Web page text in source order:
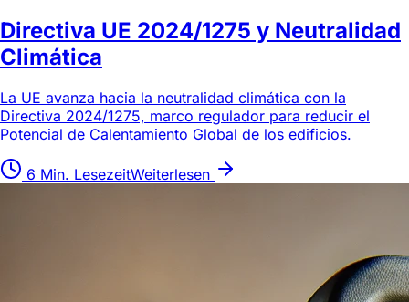
Directiva UE 2024/1275 y Neutralidad
Climática
La UE avanza hacia la neutralidad climática con la
Directiva 2024/1275, marco regulador para reducir el
Potencial de Calentamiento Global de los edificios.
6 Min. LesezeitWeiterlesen